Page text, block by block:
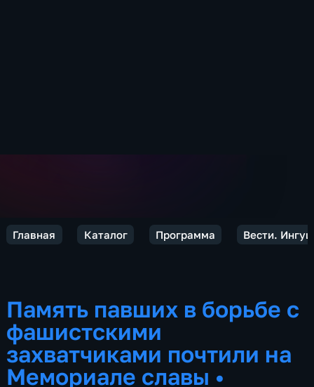
Главная Каталог Программа Вести.
Память павших в борьбе с
фашистскими
захватчиками почтили на
Мемориале славы •